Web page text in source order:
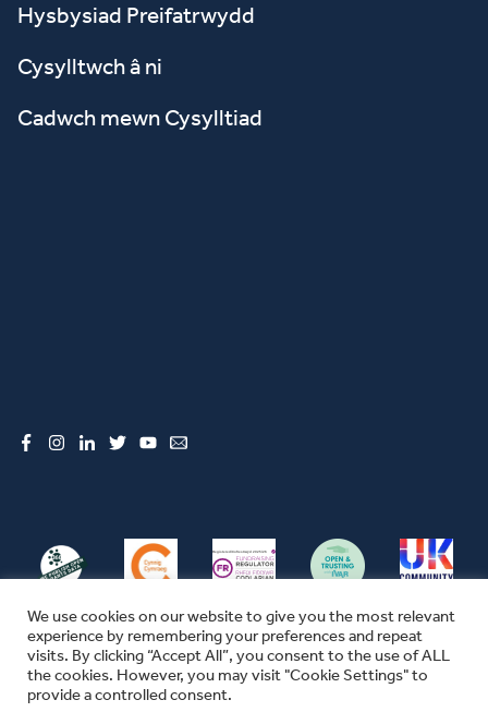
Hysbysiad Preifatrwydd
Cysylltwch â ni
Cadwch mewn Cysylltiad
© CFW 2026 ALL RIGHTS RESERVED
We use cookies on our website to give you the most relevant
experience by remembering your preferences and repeat
visits. By clicking “Accept All”, you consent to the use of ALL
the cookies. However, you may visit "Cookie Settings" to
provide a controlled consent.